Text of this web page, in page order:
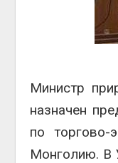
Министр
назначен
по торгово-
Монголию. В